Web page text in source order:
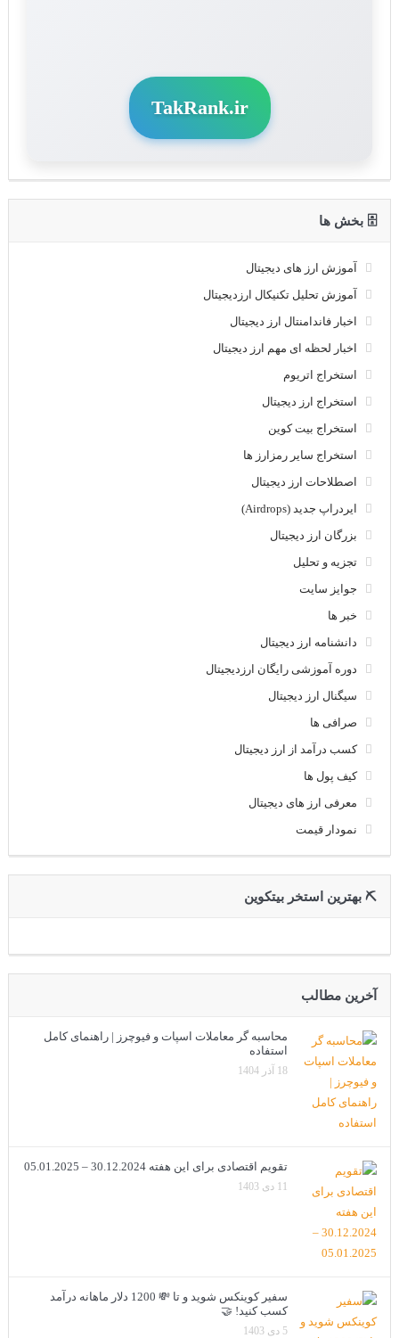
TakRank.ir
🗄 بخش ها
آموزش ارز های دیجیتال
آموزش تحلیل تکنیکال ارزدیجیتال
اخبار فاندامنتال ارز دیجیتال
اخبار لحظه ای مهم ارز دیجیتال
استخراج اتریوم
استخراج ارز دیجیتال
استخراج بیت کوین
استخراج سایر رمزارز ها
اصطلاحات ارز دیجیتال
ایردراپ جدید (Airdrops)
بزرگان ارز دیجیتال
تجزیه و تحلیل
جوایز سایت
خبر ها
دانشنامه ارز دیجیتال
دوره آموزشی رایگان ارزدیجیتال
سیگنال ارز دیجیتال
صرافی ها
کسب درآمد از ارز دیجیتال
کیف پول ها
معرفی ارز های دیجیتال
نمودار قیمت
⛏ بهترین استخر بیتکوین
آخرین مطالب
محاسبه گر معاملات اسپات و فیوچرز | راهنمای کامل
استفاده
18 آذر 1404
تقویم اقتصادی برای این هفته 30.12.2024 – 05.01.2025
11 دی 1403
سفیر کوینکس شوید و تا 💸 1200 دلار ماهانه درآمد
کسب کنید! 🤝
5 دی 1403